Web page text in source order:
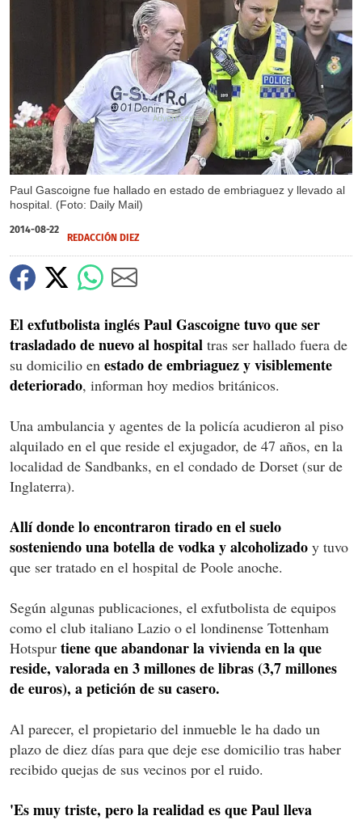
Paul Gascoigne fue hallado en estado de embriaguez y llevado al
hospital. (Foto: Daily Mail)
X
2014-08-22
REDACCIÓN DIEZ
El exfutbolista inglés Paul Gascoigne tuvo que ser
trasladado de nuevo al hospital tras ser hallado fuera de
su domicilio en estado de embriaguez y visiblemente
deteriorado, informan hoy medios británicos.
Una ambulancia y agentes de la policía acudieron al piso
alquilado en el que reside el exjugador, de 47 años, en la
localidad de Sandbanks, en el condado de Dorset (sur de
Inglaterra).
Allí donde lo encontraron tirado en el suelo
sosteniendo una botella de vodka y alcoholizado y tuvo
que ser tratado en el hospital de Poole anoche.
Según algunas publicaciones, el exfutbolista de equipos
como el club italiano Lazio o el londinense Tottenham
Hotspur tiene que abandonar la vivienda en la que
reside, valorada en 3 millones de libras (3,7 millones
de euros), a petición de su casero.
Al parecer, el propietario del inmueble le ha dado un
plazo de diez días para que deje ese domicilio tras haber
recibido quejas de sus vecinos por el ruido.
'Es muy triste, pero la realidad es que Paul lleva